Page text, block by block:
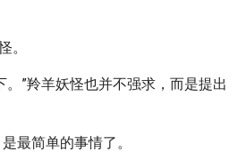
。
。”羚羊妖怪也并不强求，而是提出
最简单的事情了。